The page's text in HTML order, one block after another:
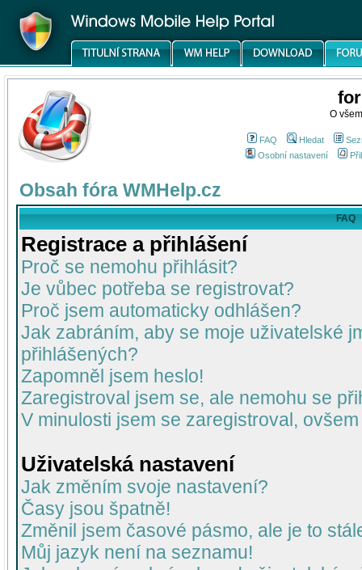
O
FAQ Hledat
Osobní nastavení
Obsah fóra WMHelp.cz
FAQ
Registrace a přihlášení
Proč se nemohu přihlásit?
Je vůbec potřeba se registrovat?
Proč jsem automaticky odhlášen?
Jak zabráním, aby se moje uživatelské
přihlášených?
Zapomněl jsem heslo!
Zaregistroval jsem se, ale nemohu se
V minulosti jsem se zaregistroval,
Uživatelská nastavení
Jak změním svoje nastavení?
Časy jsou špatně!
Změnil jsem časové pásmo, ale je to
Můj jazyk není na seznamu!